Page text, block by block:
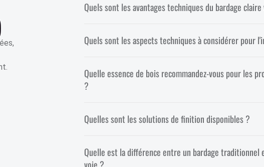
Quels sont les avantages techniques du bardage
Quels sont les aspects techniques à considérer pour
Quelle essence de bois recommandez-vous pour les
?
Quelles sont les solutions de finition disponibles ?
Quelle est la différence entre un bardage traditionnel